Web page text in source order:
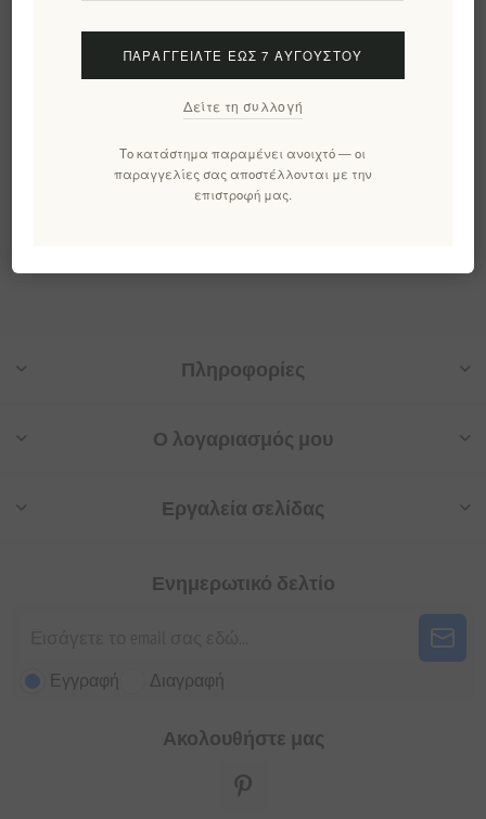
Κατηγορίες
Πολυτελή Συσκευασία
Πληροφορίες
Ο λογαριασμός μου
Εργαλεία σελίδας
Ενημερωτικό δελτίο
Εγγραφή Διαγραφή
Ακολουθήστε μας
ΠΑΡΑΓΓΕΊΛΤΕ ΈΩΣ 7 ΑΥΓΟΎΣΤΟΥ
Δείτε τη συλλογή
Το κατάστημα παραμένει ανοιχτό — οι
παραγγελίες σας αποστέλλονται με την
επιστροφή μας.